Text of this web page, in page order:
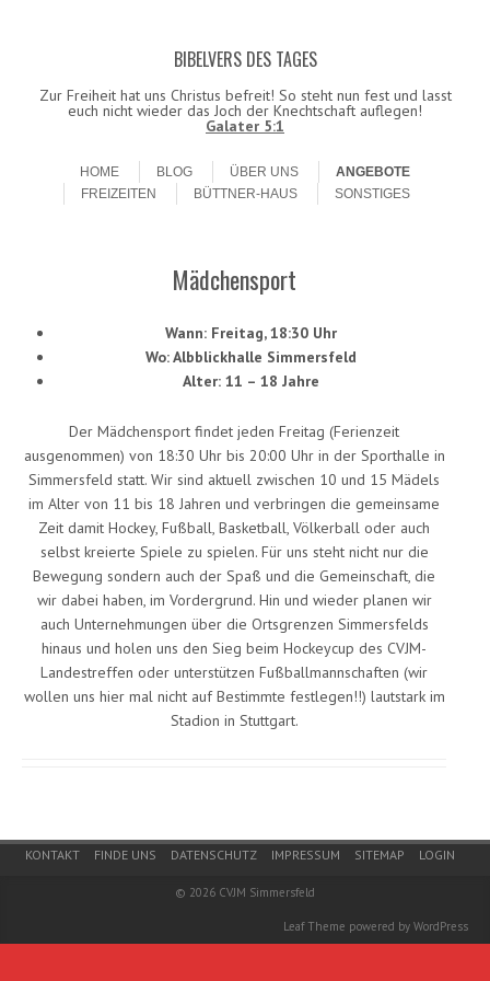
BIBELVERS DES TAGES
Zur Freiheit hat uns Christus befreit! So steht nun fest und lasst
euch nicht wieder das Joch der Knechtschaft auflegen!
Galater 5:1
HOME
BLOG ÜBER UNS
ANGEBOTE
FREIZEITEN
BÜTTNER-HAUS SONSTIGES
Mädchensport
Wann: Freitag, 18:30 Uhr
Wo: Albblickhalle Simmersfeld
Alter: 11 – 18 Jahre
Der Mädchensport findet jeden Freitag (Ferienzeit
ausgenommen) von 18:30 Uhr bis 20:00 Uhr in der Sporthalle in
Simmersfeld statt. Wir sind aktuell zwischen 10 und 15 Mädels
im Alter von 11 bis 18 Jahren und verbringen die gemeinsame
Zeit damit Hockey, Fußball, Basketball, Völkerball oder auch
selbst kreierte Spiele zu spielen. Für uns steht nicht nur die
Bewegung sondern auch der Spaß und die Gemeinschaft, die
wir dabei haben, im Vordergrund. Hin und wieder planen wir
auch Unternehmungen über die Ortsgrenzen Simmersfelds
hinaus und holen uns den Sieg beim Hockeycup des CVJM-
Landestreffen oder unterstützen Fußballmannschaften (wir
wollen uns hier mal nicht auf Bestimmte festlegen!!) lautstark im
Stadion in Stuttgart.
Footer Menu
KONTAKT FINDE UNS DATENSCHUTZ IMPRESSUM SITEMAP LOGIN
© 2026 CVJM Simmersfeld
Leaf Theme powered by WordPress
Datenschutzerklärung! Ok